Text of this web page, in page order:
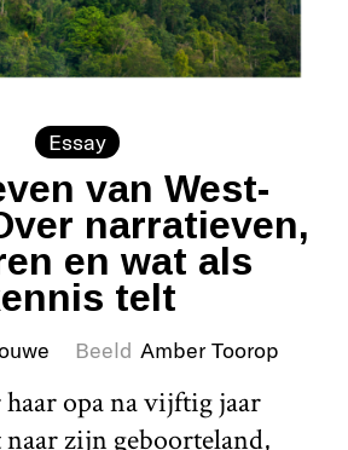
Essay
van West-
narratieven,
en wat als
telt
Beeld Amber Toorop
opa na vijftig jaar
zijn geboorteland,